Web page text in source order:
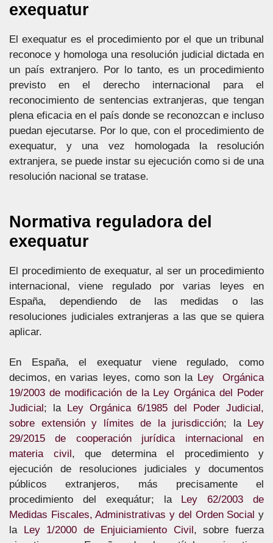
exequatur
El exequatur es el procedimiento por el que un tribunal
reconoce y homologa una resolución judicial dictada en
un país extranjero. Por lo tanto, es un procedimiento
previsto en el derecho internacional para el
reconocimiento de sentencias extranjeras, que tengan
plena eficacia en el país donde se reconozcan e incluso
puedan ejecutarse. Por lo que, con el procedimiento de
exequatur, y una vez homologada la resolución
extranjera, se puede instar su ejecución como si de una
resolución nacional se tratase.
Normativa reguladora del
exequatur
El procedimiento de exequatur, al ser un procedimiento
internacional, viene regulado por varias leyes en
España, dependiendo de las medidas o las
resoluciones judiciales extranjeras a las que se quiera
aplicar.
En España, el exequatur viene regulado, como
decimos, en varias leyes, como son la Ley Orgánica
19/2003 de modificación de la Ley Orgánica del Poder
Judicial; la Ley Orgánica 6/1985 del Poder Judicial,
sobre extensión y límites de la jurisdicción; la Ley
29/2015 de cooperación jurídica internacional en
materia civil, que determina el procedimiento y
ejecución de resoluciones judiciales y documentos
públicos extranjeros, más precisamente el
procedimiento del exequátur; la Ley 62/2003 de
Medidas Fiscales, Administrativas y del Orden Social y
la Ley 1/2000 de Enjuiciamiento Civil, sobre fuerza